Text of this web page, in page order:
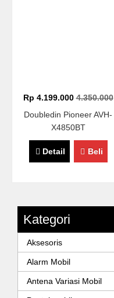
Rp 4.199.0004.350.000
Doubledin Pioneer AVH-
X4850BT
Detail Beli
Kategori
Aksesoris
Alarm Mobil
Antena Variasi Mobil